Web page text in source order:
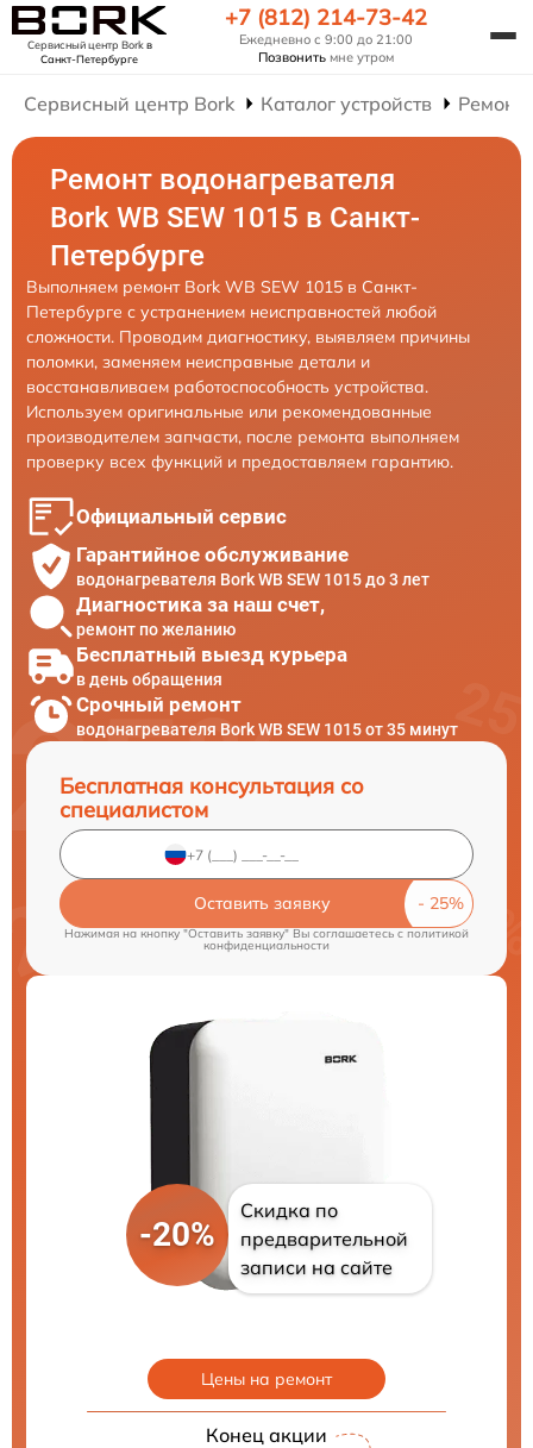
Сервисный центр Borkв
Санкт-Петербурге
+7 (812) 214-73-42
Ежедневно с 9:00 до 21:00
Позвонить мне утром
Сервисный центр Bork Каталог устройств Ремонт
Ремонт водонагревателя
Bork WB SEW 1015 в Санкт-
Петербурге
Выполняем ремонт Bork WB SEW 1015 в Санкт-
Петербурге с устранением неисправностей любой
сложности. Проводим диагностику, выявляем причины
поломки, заменяем неисправные детали и
восстанавливаем работоспособность устройства.
Используем оригинальные или рекомендованные
производителем запчасти, после ремонта выполняем
проверку всех функций и предоставляем гарантию.
Официальный сервис
Гарантийное обслуживание
водонагревателя Bork WB SEW 1015 до 3 лет
Диагностика за наш счет,
ремонт по желанию
Бесплатный выезд курьера
в день обращения
Срочный ремонт
водонагревателя Bork WB SEW 1015 от 35 минут
Бесплатная консультация со
специалистом
Оставить заявку
Нажимая на кнопку "Оставить заявку" Вы соглашаетесь cполитикой
конфиденциальности
-20%
Скидка по
предварительной
записи на сайте
Цены на ремонт
Конец акции